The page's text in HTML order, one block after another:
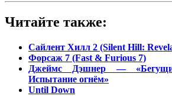
Читайте также:
Сайлент Хилл 2 (Silent Hill:
Форсаж 7 (Fast & Furious 7)
Джеймс Дэшнер —
Испытание огнём»
Until Down